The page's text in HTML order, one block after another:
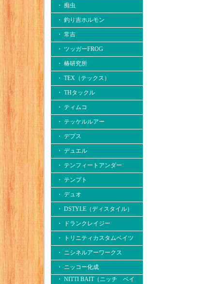
・ 痴虫
・ 釣り吉ホルモン
・ 常吉
・ ツッガーFROG
・ 椿研究所
・ TEX（テックス）
・ THタックル
・ ティムコ
・ テッケルルアー
・ デプス
・ デュエル
・ テンフィートアンダー
・ テンプト
・ デュオ
・ DSTYLE（ディスタイル）
・ ドランクレイジー
・ トリニティカスタムベイツ
・ ニシネルアーワークス
・ ニッコー化成
・ NITTI BAIT（ニッチ ベイ